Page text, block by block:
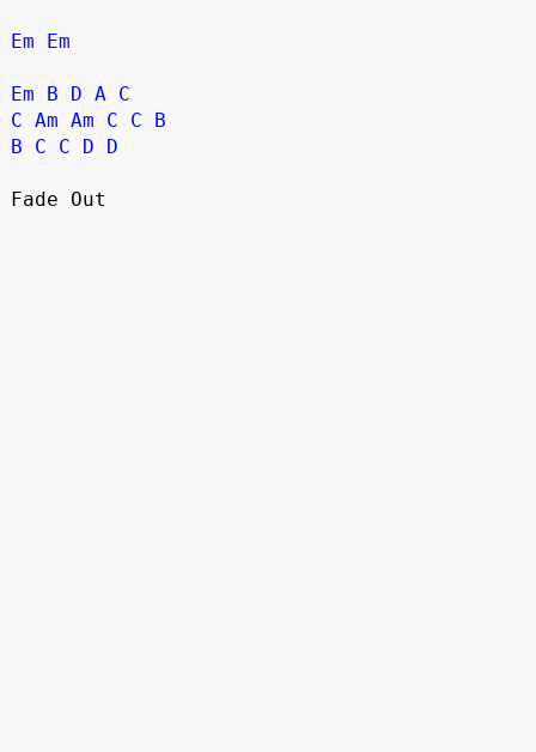
Em Em
Em B D A C
C Am Am C C
B
B
C C D D